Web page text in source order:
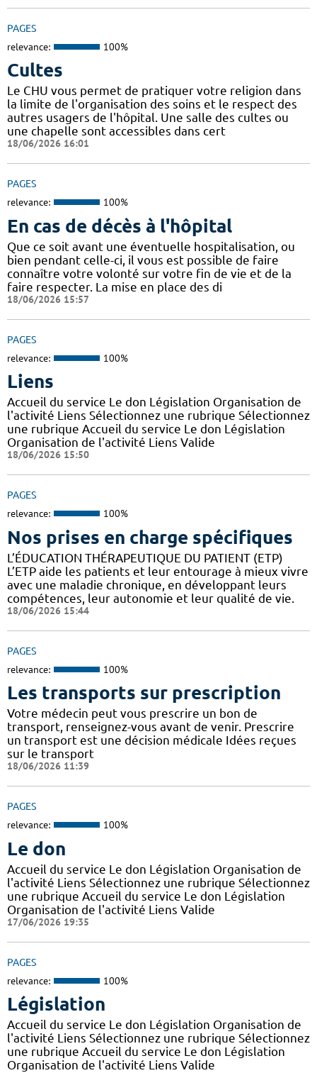
PAGES
relevance: 100%
Cultes
Le CHU vous permet de pratiquer votre religion dans
la limite de l'organisation des soins et le respect des
autres usagers de l'hôpital. Une salle des cultes ou
une chapelle sont accessibles dans cert
18/06/2026 16:01
PAGES
relevance: 100%
En cas de décès à l'hôpital
Que ce soit avant une éventuelle hospitalisation, ou
bien pendant celle-ci, il vous est possible de faire
connaître votre volonté sur votre fin de vie et de la
faire respecter. La mise en place des di
18/06/2026 15:57
PAGES
relevance: 100%
Liens
Accueil du service Le don Législation Organisation de
l'activité Liens Sélectionnez une rubrique Sélectionnez
une rubrique Accueil du service Le don Législation
Organisation de l'activité Liens Valide
18/06/2026 15:50
PAGES
relevance: 100%
Nos prises en charge spécifiques
L’ÉDUCATION THÉRAPEUTIQUE DU PATIENT (ETP)
L’ETP aide les patients et leur entourage à mieux vivre
avec une maladie chronique, en développant leurs
compétences, leur autonomie et leur qualité de vie.
18/06/2026 15:44
PAGES
relevance: 100%
Les transports sur prescription
Votre médecin peut vous prescrire un bon de
transport, renseignez-vous avant de venir. Prescrire
un transport est une décision médicale Idées reçues
sur le transport
18/06/2026 11:39
PAGES
relevance: 100%
Le don
Accueil du service Le don Législation Organisation de
l'activité Liens Sélectionnez une rubrique Sélectionnez
une rubrique Accueil du service Le don Législation
Organisation de l'activité Liens Valide
17/06/2026 19:35
PAGES
relevance: 100%
Législation
Accueil du service Le don Législation Organisation de
l'activité Liens Sélectionnez une rubrique Sélectionnez
une rubrique Accueil du service Le don Législation
Organisation de l'activité Liens Valide